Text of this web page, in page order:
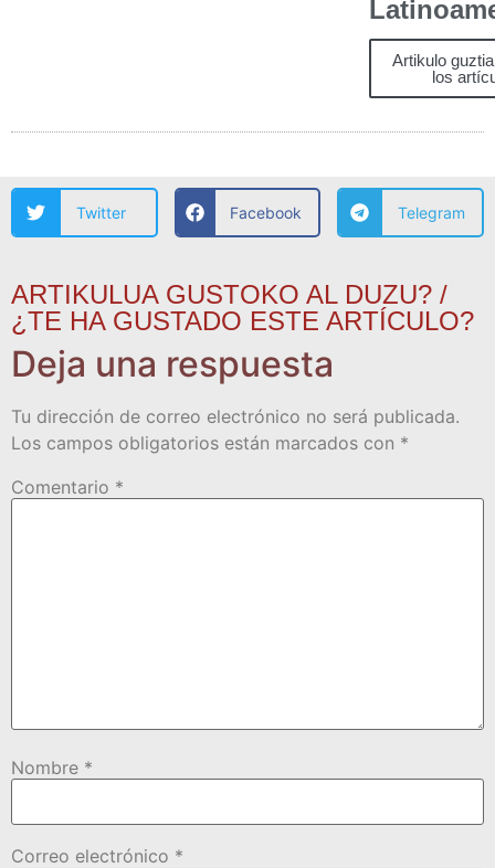
Artikulo
los
Twitter Facebook Telegram
ARTIKULUA GUSTOKO AL DUZU? /
¿TE HA GUSTADO ESTE ARTÍCULO?
Deja una respuesta
Tu dirección de correo electrónico no será publicada.
Los campos obligatorios están marcados con *
Comentario *
Nombre *
Correo electrónico *